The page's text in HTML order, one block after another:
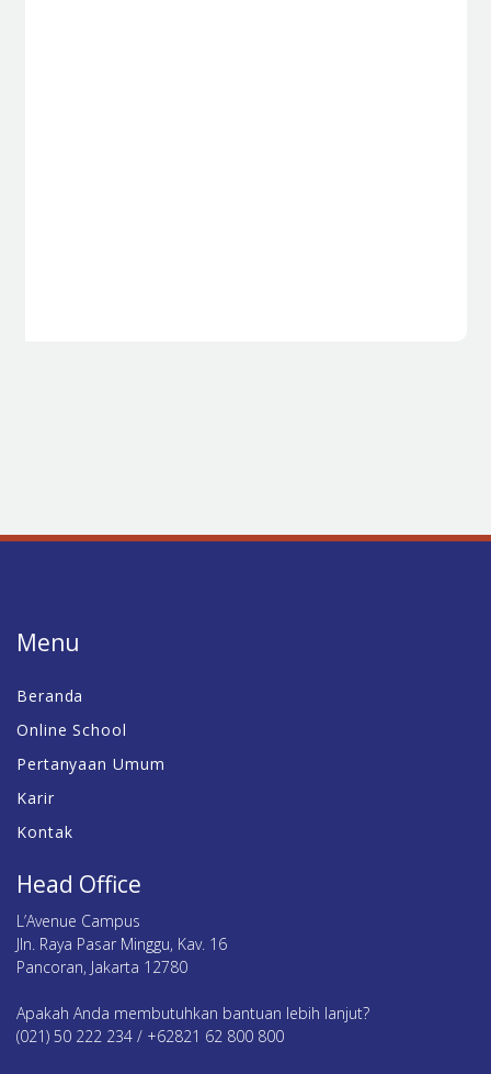
Menu
Beranda
Online School
Pertanyaan Umum
Karir
Kontak
Head Office
L’Avenue Campus
Jln. Raya Pasar Minggu, Kav. 16
Pancoran, Jakarta 12780
Apakah Anda membutuhkan bantuan lebih lanjut?
(021) 50 222 234 / +62821 62 800 800